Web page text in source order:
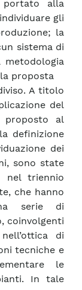
portato alla
gli
la
sistema di
metodologia
proposta
A titolo
del
proposto al
definizione
dei
sono state
nel triennio
che hanno
serie di
coinvolgenti
di
tecniche e
le
In tale